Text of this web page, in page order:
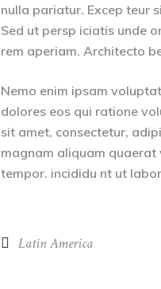
nulla pariatur. Excep teur
Sed ut persp iciatis unde
rem aperiam. Architecto
Nemo enim ipsam
dolores eos qui ratione
sit amet, consectetur,
magnam aliquam quaerat
tempor. incididu nt ut
Latin America